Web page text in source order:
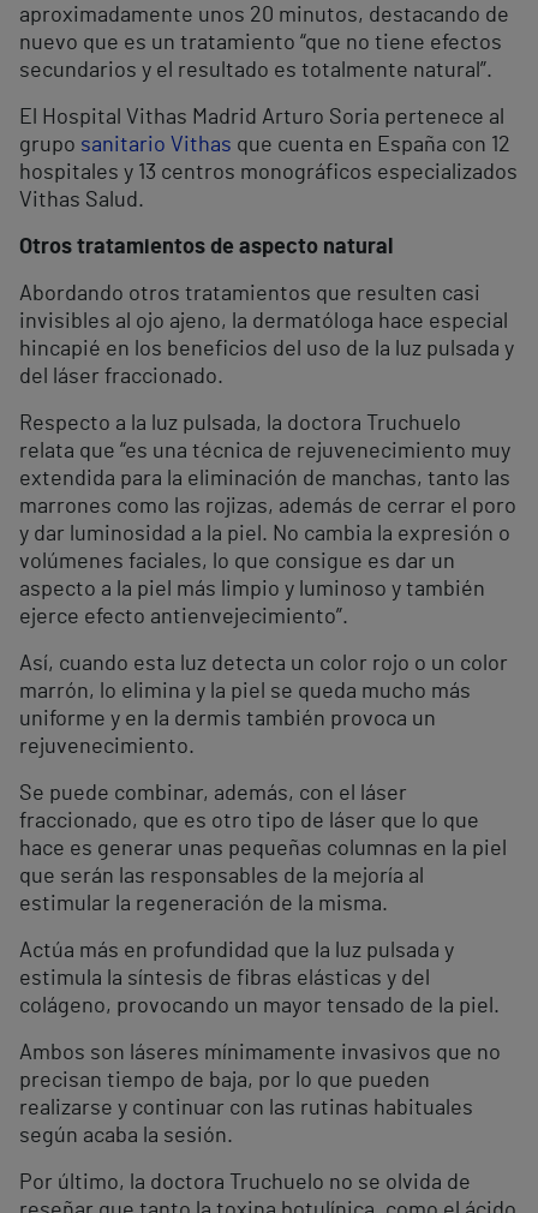
aproximadamente unos 20 minutos, destacando de
nuevo que es un tratamiento “que no tiene efectos
secundarios y el resultado es totalmente natural”.
El Hospital Vithas Madrid Arturo Soria pertenece al
grupo sanitario Vithas que cuenta en España con 12
hospitales y 13 centros monográficos especializados
Vithas Salud.
Otros tratamientos de aspecto natural
Abordando otros tratamientos que resulten casi
invisibles al ojo ajeno, la dermatóloga hace especial
hincapié en los beneficios del uso de la luz pulsada y
del láser fraccionado.
Respecto a la luz pulsada, la doctora Truchuelo
relata que “es una técnica de rejuvenecimiento muy
extendida para la eliminación de manchas, tanto las
marrones como las rojizas, además de cerrar el poro
y dar luminosidad a la piel. No cambia la expresión o
volúmenes faciales, lo que consigue es dar un
aspecto a la piel más limpio y luminoso y también
ejerce efecto antienvejecimiento”.
Así, cuando esta luz detecta un color rojo o un color
marrón, lo elimina y la piel se queda mucho más
uniforme y en la dermis también provoca un
rejuvenecimiento.
Se puede combinar, además, con el láser
fraccionado, que es otro tipo de láser que lo que
hace es generar unas pequeñas columnas en la piel
que serán las responsables de la mejoría al
estimular la regeneración de la misma.
Actúa más en profundidad que la luz pulsada y
estimula la síntesis de fibras elásticas y del
colágeno, provocando un mayor tensado de la piel.
Ambos son láseres mínimamente invasivos que no
precisan tiempo de baja, por lo que pueden
realizarse y continuar con las rutinas habituales
según acaba la sesión.
Por último, la doctora Truchuelo no se olvida de